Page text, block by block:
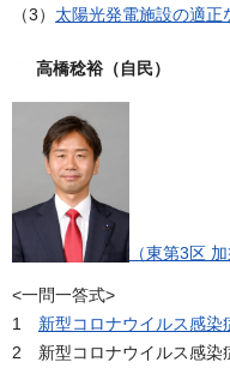
（3） 太陽光発電施設の適正
高橋稔裕（自民）
（東第3区 加
<一問一答式>
1 新型コロナウイルス感染
2 新型コロナウイルス感染